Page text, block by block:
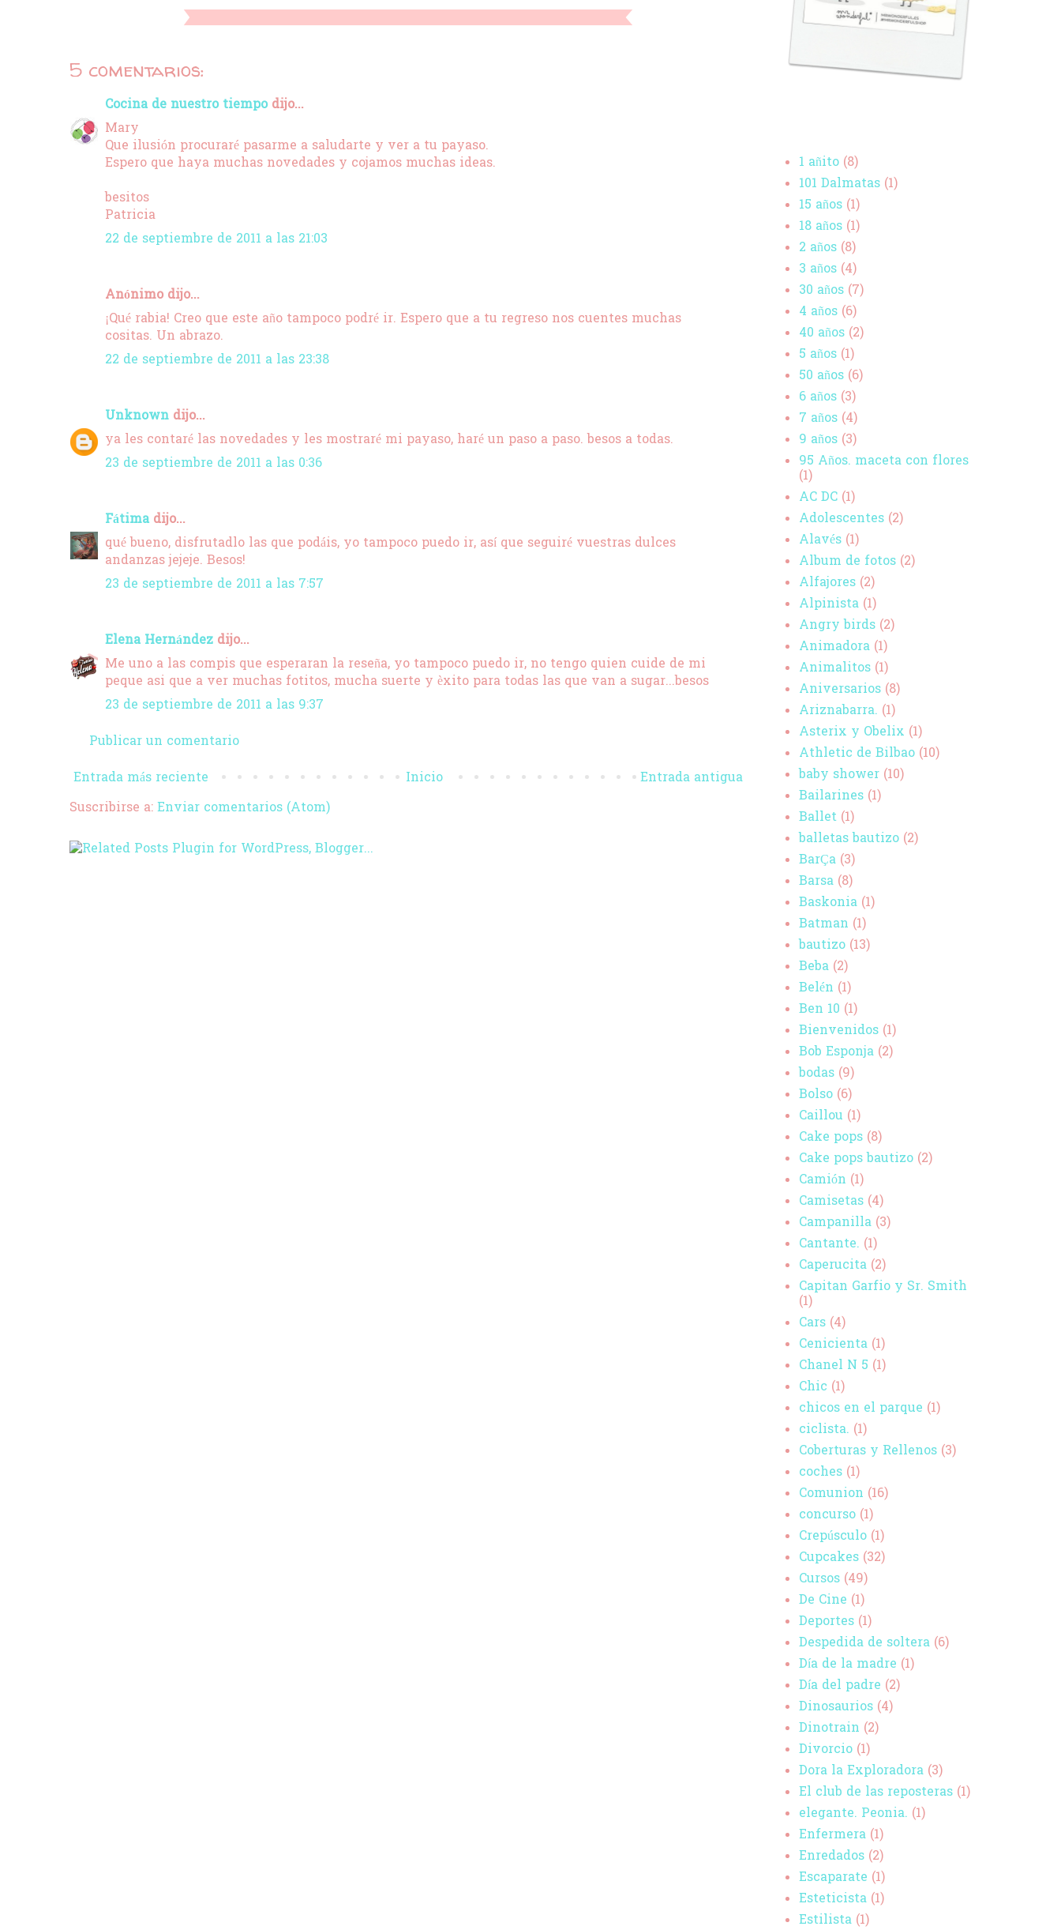
5 comentarios:
Cocina de nuestro tiempodijo...
Mary
Que ilusión procuraré pasarme a saludarte y ver a tu payaso.
Espero que haya muchas novedades y cojamos muchas ideas.
besitos
Patricia
22 de septiembre de 2011 a las 21:03
Anónimo dijo...
¡Qué rabia! Creo que este año tampoco podré ir. Espero que a tu regreso nos cuentes muchas
cositas. Un abrazo.
22 de septiembre de 2011 a las 23:38
Unknown dijo...
ya les contaré las novedades y les mostraré mi payaso, haré un paso a paso. besos a todas.
23 de septiembre de 2011 a las 0:36
Fátimadijo...
qué bueno, disfrutadlo las que podáis, yo tampoco puedo ir, así que seguiré vuestras dulces
andanzas jejeje. Besos!
23 de septiembre de 2011 a las 7:57
Elena Hernández dijo...
Me uno a las compis que esperaran la reseña, yo tampoco puedo ir, no tengo quien cuide de mi
peque asi que a ver muchas fotitos, mucha suerte y èxito para todas las que van a sugar...besos
23 de septiembre de 2011 a las 9:37
Publicar un comentario
Entrada más reciente
Entrada antigua
Inicio
Suscribirse a: Enviar comentarios (Atom)
1 añito (8)
101 Dalmatas (1)
15 años (1)
18 años (1)
2 años (8)
3 años (4)
30 años (7)
4 años (6)
40 años (2)
5 años (1)
50 años (6)
6 años (3)
7 años (4)
9 años (3)
95 Años. maceta con flores
(1)
AC DC (1)
Adolescentes (2)
Alavés (1)
Album de fotos (2)
Alfajores (2)
Alpinista (1)
Angry birds (2)
Animadora (1)
Animalitos (1)
Aniversarios (8)
Ariznabarra. (1)
Asterix y Obelix (1)
Athletic de Bilbao (10)
baby shower (10)
Bailarines (1)
Ballet (1)
balletas bautizo (2)
BarÇa (3)
Barsa (8)
Baskonia (1)
Batman (1)
bautizo (13)
Beba (2)
Belén (1)
Ben 10 (1)
Bienvenidos (1)
Bob Esponja (2)
bodas (9)
Bolso (6)
Caillou (1)
Cake pops (8)
Cake pops bautizo (2)
Camión (1)
Camisetas (4)
Campanilla (3)
Cantante. (1)
Caperucita (2)
Capitan Garfio y Sr. Smith
(1)
Cars (4)
Cenicienta (1)
Chanel N 5 (1)
Chic (1)
chicos en el parque (1)
ciclista. (1)
Coberturas y Rellenos (3)
coches (1)
Comunion (16)
concurso (1)
Crepúsculo (1)
Cupcakes (32)
Cursos (49)
De Cine (1)
Deportes (1)
Despedida de soltera (6)
Día de la madre (1)
Día del padre (2)
Dinosaurios (4)
Dinotrain (2)
Divorcio (1)
Dora la Exploradora (3)
El club de las reposteras (1)
elegante. Peonia. (1)
Enfermera (1)
Enredados (2)
Escaparate (1)
Esteticista (1)
Estilista (1)